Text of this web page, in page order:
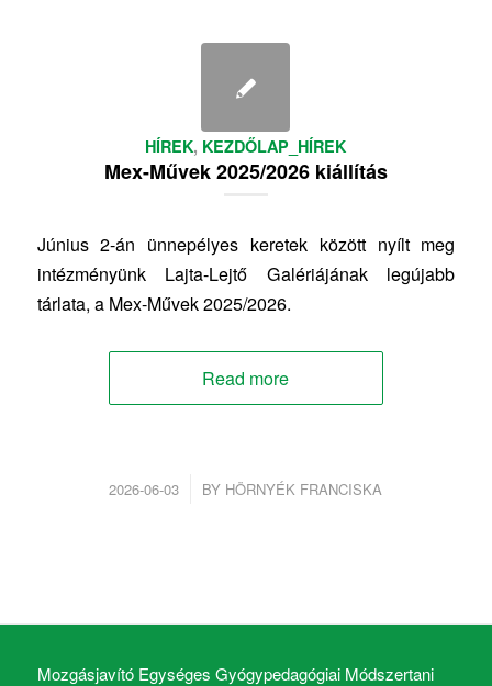
HÍREK, KEZDŐLAP_HÍREK
Mex-Művek 2025/2026 kiállítás
Június 2-án ünnepélyes keretek között nyílt meg
intézményünk Lajta-Lejtő Galériájának legújabb
tárlata, a Mex-Művek 2025/2026.
Read more
2026-06-03
/ BY HÖRNYÉK FRANCISKA
Mozgásjavító Egységes Gyógypedagógiai Módszertani